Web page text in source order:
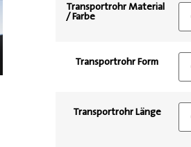
Transportrohr Material
/ Farbe
Transportrohr Form
Transportrohr Länge